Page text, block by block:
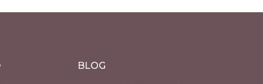
BLOG